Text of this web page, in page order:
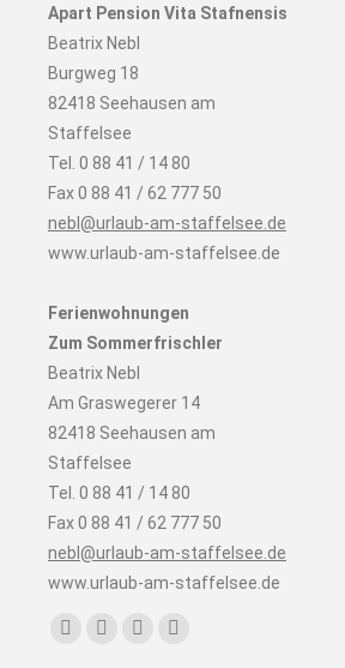
Apart Pension Vita Stafnensis
Beatrix Nebl
Burgweg 18
82418 Seehausen am
Staffelsee
Tel. 0 88 41 / 14 80
Fax 0 88 41 / 62 777 50
nebl@urlaub-am-staffelsee.de
www.urlaub-am-staffelsee.de
Ferienwohnungen
Zum Sommerfrischler
Beatrix Nebl
Am Graswegerer 14
82418 Seehausen am
Staffelsee
Tel. 0 88 41 / 14 80
Fax 0 88 41 / 62 777 50
nebl@urlaub-am-staffelsee.de
www.urlaub-am-staffelsee.de
Finden Sie uns auf: